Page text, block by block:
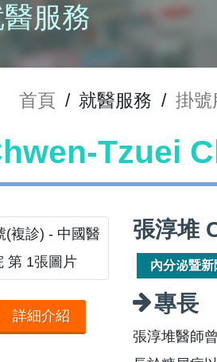
服務
首頁 / 就醫服務 / 掛號
Tzuei
詳細介紹
張淳堆
內分泌暨
專長
張淳堆醫師